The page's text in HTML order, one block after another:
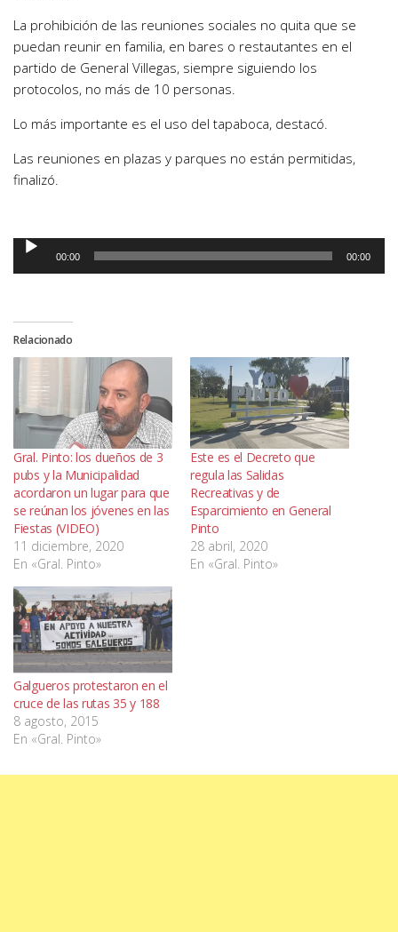
La prohibición de las reuniones sociales no quita que se
puedan reunir en familia, en bares o restautantes en el
partido de General Villegas, siempre siguiendo los
protocolos, no más de 10 personas.
Lo más importante es el uso del tapaboca, destacó.
Las reuniones en plazas y parques no están permitidas,
finalizó.
Reproductor
de
00:00 00:00
Relacionado
Gral. Pinto: los dueños de 3
pubs y la Municipalidad
acordaron un lugar para que
se reúnan los jóvenes en las
Fiestas (VIDEO)
11 diciembre, 2020
En «Gral. Pinto»
Este es el Decreto que
regula las Salidas
Recreativas y de
Esparcimiento en General
Pinto
28 abril, 2020
En «Gral. Pinto»
Galgueros protestaron en el
cruce de las rutas 35 y 188
8 agosto, 2015
En «Gral. Pinto»